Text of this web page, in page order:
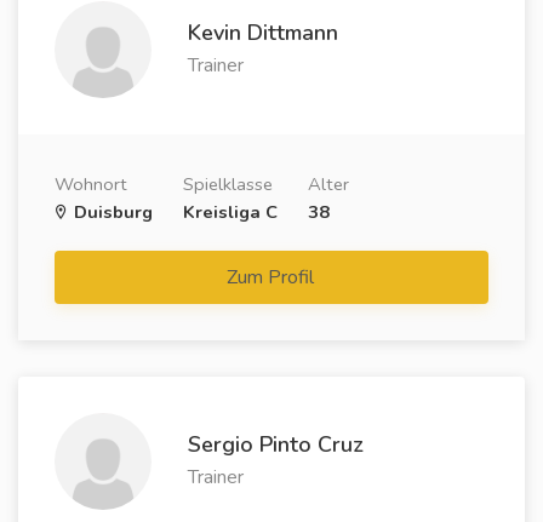
Kevin Dittmann
Trainer
Wohnort
Duisburg
Spielklasse
Kreisliga C
Alter
38
Zum Profil
Sergio Pinto Cruz
Trainer